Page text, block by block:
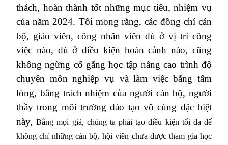
thách, hoàn thành tốt những mục tiêu, nhiệm vụ
của năm 2024. Tôi mong rằng, các đồng chí cán
bộ, giáo viên, công nhân viên dù ở vị trí công
việc nào, dù ở điều kiện hoàn cảnh nào, cũng
không ngừng cố gắng học tập nâng cao trình độ
chuyên môn nghiệp vụ và làm việc bằng tấm
lòng, bằng trách nhiệm của người cán bộ, người
thầy trong môi trường đào tạo vô cùng đặc biệt
này,Bằng mọi giá, chúng ta phải tạo điều kiện tối đa để
không chỉ những cán bộ, hội viên chưa được tham gia học